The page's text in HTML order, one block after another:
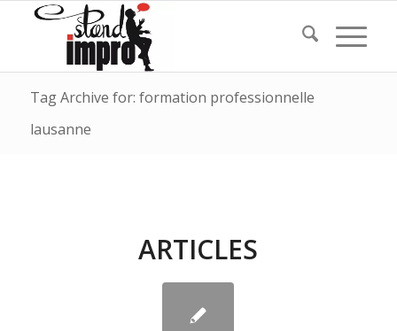
Tag Archive for: formation professionnelle
lausanne
ARTICLES